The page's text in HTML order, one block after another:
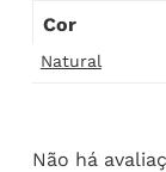
Cor
Natural
Não há